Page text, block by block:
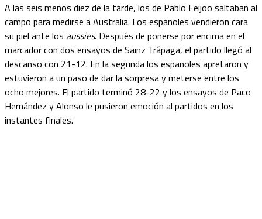
A las seis menos diez de la tarde, los de Pablo Feijoo saltaban al
campo para medirse a Australia. Los españoles vendieron cara
su piel ante los aussies. Después de ponerse por encima en el
marcador con dos ensayos de Sainz Trápaga, el partido llegó al
descanso con 21-12. En la segunda los españoles apretaron y
estuvieron a un paso de dar la sorpresa y meterse entre los
ocho mejores. El partido terminó 28-22 y los ensayos de Paco
Hernández y Alonso le pusieron emoción al partidos en los
instantes finales.